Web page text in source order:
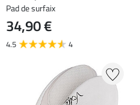
Pad de surfaix
34,90 €
4.5 4